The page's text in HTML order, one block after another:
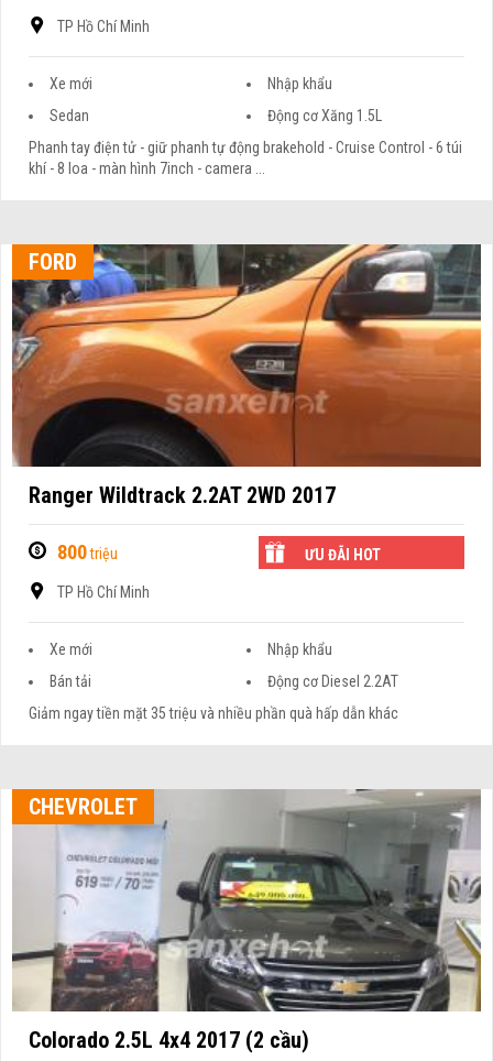
TP Hồ Chí Minh
Xe mới
Nhập khẩu
Sedan
Động cơ Xăng 1.5L
Phanh tay điện tử - giữ phanh tự động brakehold - Cruise Control - 6 túi
khí - 8 loa - màn hình 7inch - camera ...
FORD
Ranger Wildtrack 2.2AT 2WD 2017
800triệu ƯU ĐÃI HOT
TP Hồ Chí Minh
Xe mới
Nhập khẩu
Bán tải
Động cơ Diesel 2.2AT
Giảm ngay tiền mặt 35 triệu và nhiều phần quà hấp dẫn khác
CHEVROLET
Colorado 2.5L 4x4 2017 (2 cầu)